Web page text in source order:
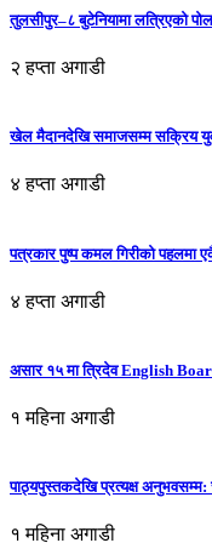
तुलसीपुर–८ बुटेनियामा लत्रिएको
२ हप्ता अगाडी
खेल मैदानदेखि समाजसम्म सक्रिय
४ हप्ता अगाडी
पत्रकार पुष्प कमल गिरीको पहलमा
४ हप्ता अगाडी
असार १५ मा त्रिदेव English
१ महिना अगाडी
पाठ्यपुस्तकदेखि प्रत्यक्ष अनुभवसम्म:
१ महिना अगाडी